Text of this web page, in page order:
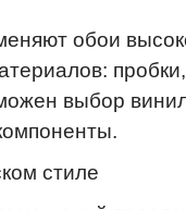
обои
выбор
стиле